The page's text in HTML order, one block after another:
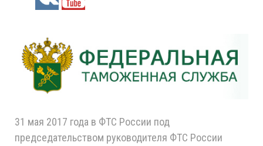
31 мая 2017 года в ФТС России под
председательством руководителя ФТС России